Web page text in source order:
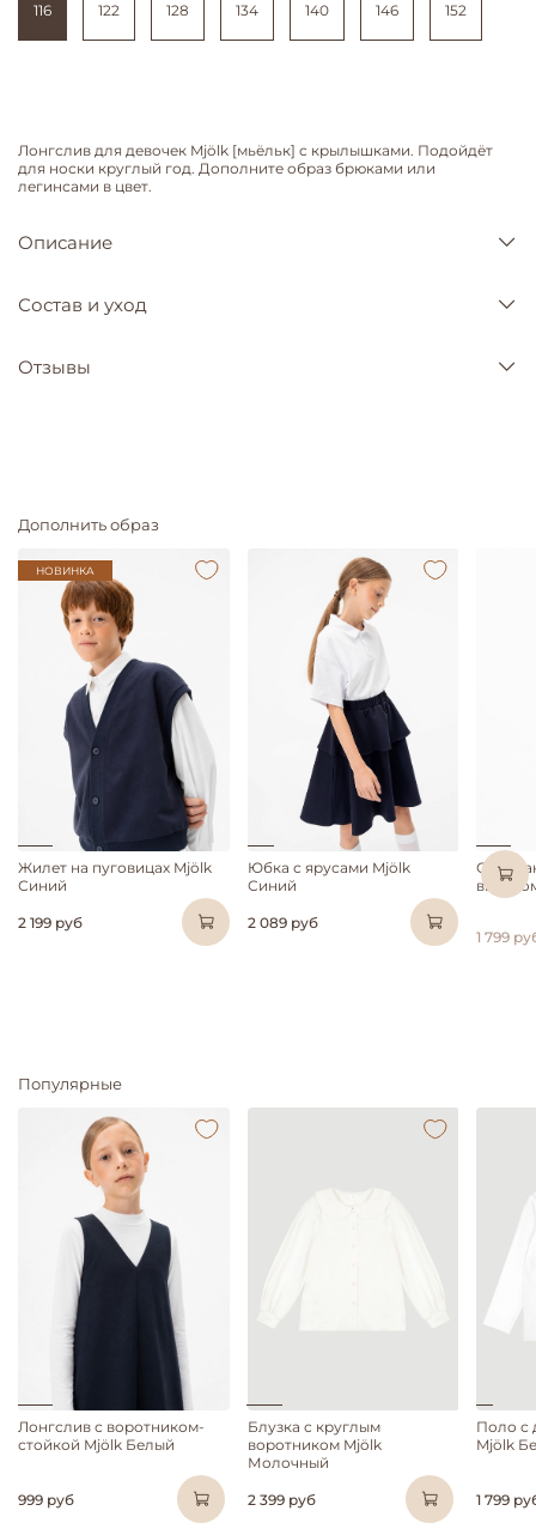
116 122 128 134 140 146 152
Лонгслив для девочек Mjölk [мьёльк] с крылышками. Подойдёт
для носки круглый год. Дополните образ брюками или
легинсами в цвет.
Описание
Состав и уход
Отзывы
Дополнить образ
НОВИНКА
Жилет на пуговицах Mjölk
Синий
2 199 руб
Юбка с ярусами Mjölk
Синий
2 089 руб
1 799
Популярные
Лонгслив с воротником-
стойкой Mjölk Белый
999 руб
Блузка с круглым
воротником Mjölk
Молочный
2 399 руб
Поло с
Mjölk
1 799